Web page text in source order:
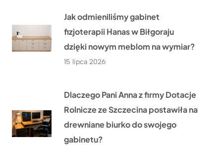
Jak odmieniliśmy gabinet
fizjoterapii Hanas w Biłgoraju
dzięki nowym meblom na wymiar?
15 lipca 2026
Dlaczego Pani Anna z firmy Dotacje
Rolnicze ze Szczecina postawiła na
drewniane biurko do swojego
gabinetu?